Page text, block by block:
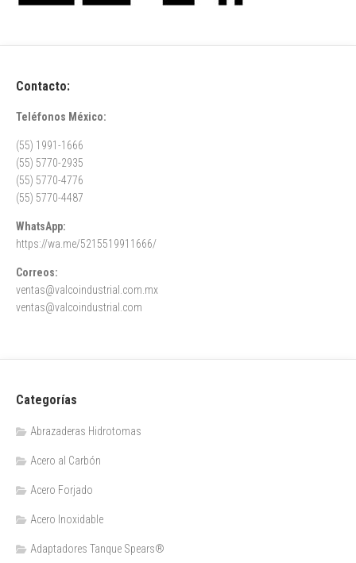
Contacto:
Teléfonos México:
(55) 1991-1666
(55) 5770-2935
(55) 5770-4776
(55) 5770-4487
WhatsApp:
https://wa.me/5215519911666/
Correos:
ventas@valcoindustrial.com.mx
ventas@valcoindustrial.com
Categorías
Abrazaderas Hidrotomas
Acero al Carbón
Acero Forjado
Acero Inoxidable
Adaptadores Tanque Spears®